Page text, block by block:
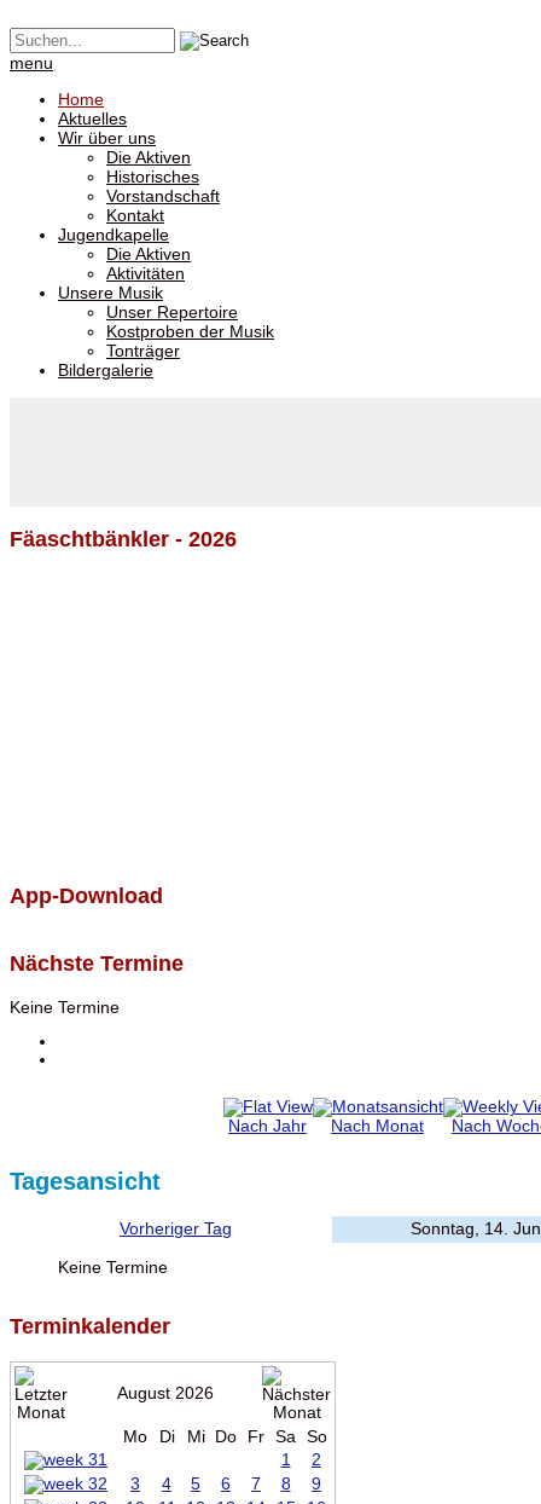
menu
Home
Aktuelles
Wir über uns
Die Aktiven
Historisches
Vorstandschaft
Kontakt
Jugendkapelle
Die Aktiven
Aktivitäten
Unsere Musik
Unser Repertoire
Kostproben der Musik
Tonträger
Bildergalerie
Fäaschtbänkler - 2026
App-Download
Nächste Termine
Keine Termine
Nach Jahr Nach Monat Nach
Tagesansicht
Vorheriger Tag Sonntag, 14.
Keine Termine
Terminkalender
August 2026
Mo Di Mi Do Fr Sa So
1
2
3
4 5 6 7 8
9